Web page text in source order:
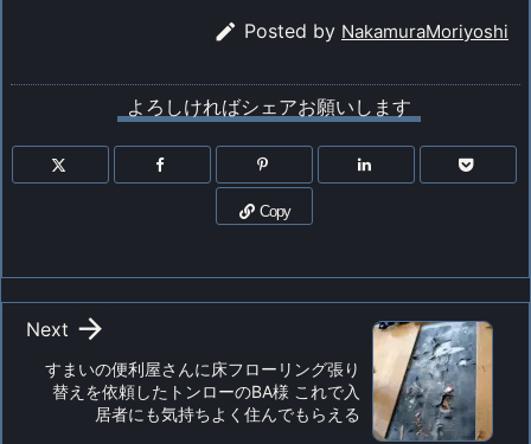
 Posted by NakamuraMoriyoshi
よろしければシェアお願いします
Copy
すまいの便利屋さんに床フローリング張り
替えを依頼したトンローのBA様 これで入
居者にも気持ちよく住んでもらえる

Next